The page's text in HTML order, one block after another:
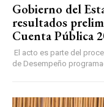
Gobierno del
resultados
Cuenta Pública
El acto es parte del
de Desempeño